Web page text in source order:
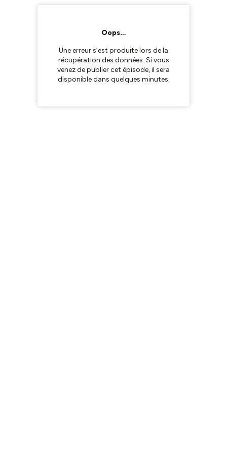
Oops…
Une erreur s’est produite lors de la
récupération des données. Si vous
venez de publier cet épisode, il sera
disponible dans quelques minutes.